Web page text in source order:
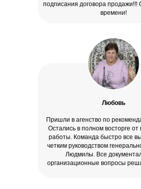
подписания договора продажи!!!
времени!
Пришли в агенство по
Остались в полном восторге
работы. Команда быстро все
четким руководством
Людмилы. Все
организационные вопросы
Любовь